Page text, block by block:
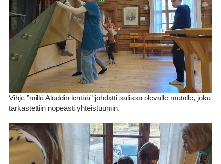
Vihje ”millä Aladdin lentää” johdatti salissa olevalle matolle, joka
tarkastettiin nopeasti yhteistuumin.